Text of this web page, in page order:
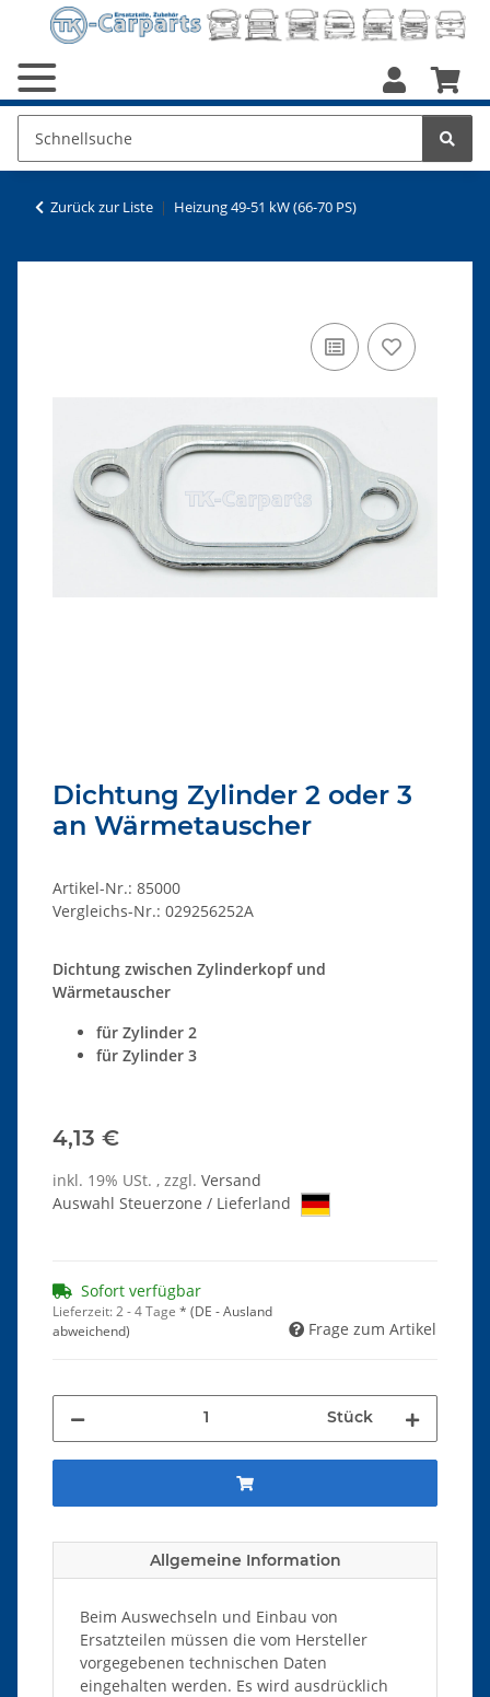
Zurück zur Liste Heizung 49-51 kW (66-70 PS)
Dichtung Zylinder 2 oder 3
an Wärmetauscher
Artikel-Nr.: 85000
Vergleichs-Nr.: 029256252A
Dichtung zwischen Zylinderkopf und
Wärmetauscher
für Zylinder 2
für Zylinder 3
4,13 €
inkl. 19% USt. , zzgl. Versand
Auswahl Steuerzone / Lieferland
Sofort verfügbar
Lieferzeit:2 - 4 Tage * (DE - Ausland
abweichend)
Frage zum Artikel
Stück
Allgemeine Information
Beim Auswechseln und Einbau von
Ersatzteilen müssen die vom Hersteller
vorgegebenen technischen Daten
eingehalten werden. Es wird ausdrücklich